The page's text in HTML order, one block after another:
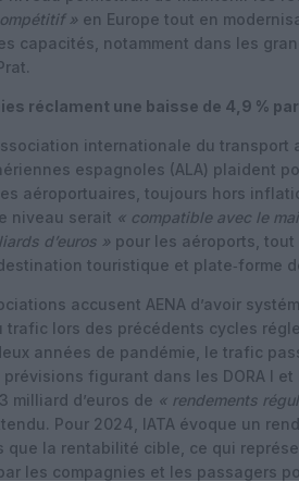
» en Europe tout en
capacités, notamment dans les
réclament une baisse de 4,9 %
internationale du transport
espagnoles (ALA) plaident
aéroportuaires, toujours hors
niveau serait « compatible avec le
d’euros » pour les aéroports,
touristique et plate‑forme
accusent AENA d’avoir
trafic lors des précédents cycles
années de pandémie, le trafic
figurant dans les DORA I
milliard d’euros de « rendements
Pour 2024, IATA évoque un
que la rentabilité cible, ce qui
les compagnies et les passagers